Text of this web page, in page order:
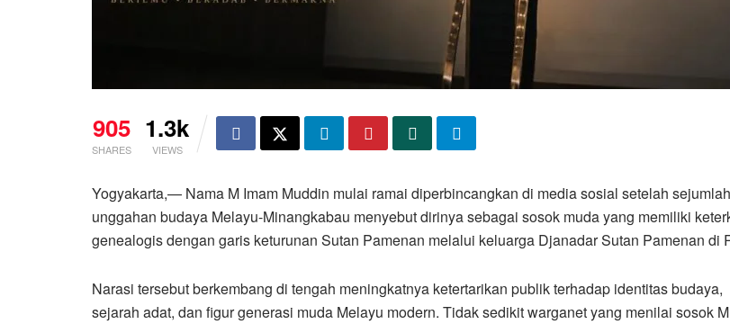
905
SHARES
1.3k
VIEWS
Yogyakarta,— Nama M Imam Muddin mulai ramai diperbincangkan di media sosial setelah sejumlah
unggahan budaya Melayu-Minangkabau menyebut dirinya sebagai sosok muda yang memiliki
genealogis dengan garis keturunan Sutan Pamenan melalui keluarga Djanadar Sutan Pamenan di
Narasi tersebut berkembang di tengah meningkatnya ketertarikan publik terhadap identitas budaya,
sejarah adat, dan figur generasi muda Melayu modern. Tidak sedikit warganet yang menilai sosok M